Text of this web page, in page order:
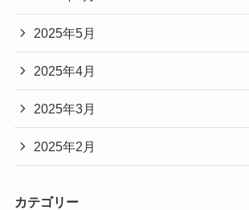
2025年5月
2025年4月
2025年3月
2025年2月
カテゴリー